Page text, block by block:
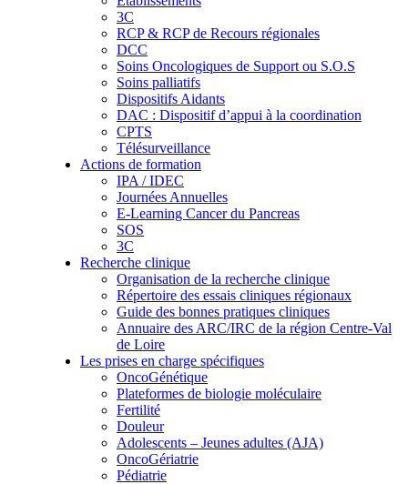
3C
RCP & RCP de Recours régionales
DCC
Soins Oncologiques de Support ou S.O.S
Soins palliatifs
Dispositifs Aidants
DAC : Dispositif d’appui à la coordination
CPTS
Télésurveillance
Actions de formation
IPA / IDEC
Journées Annuelles
E-Learning Cancer du Pancreas
SOS
3C
Recherche clinique
Organisation de la recherche clinique
Répertoire des essais cliniques régionaux
Guide des bonnes pratiques cliniques
Annuaire des ARC/IRC de la région Centre-Val
de Loire
Les prises en charge spécifiques
OncoGénétique
Plateformes de biologie moléculaire
Fertilité
Douleur
Adolescents – Jeunes adultes (AJA)
OncoGériatrie
Pédiatrie